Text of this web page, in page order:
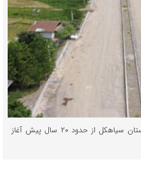
پروژه ساخت کمربندی خیام در شهرستان سیاهکل از حدود ۲۰ سال پیش آغاز